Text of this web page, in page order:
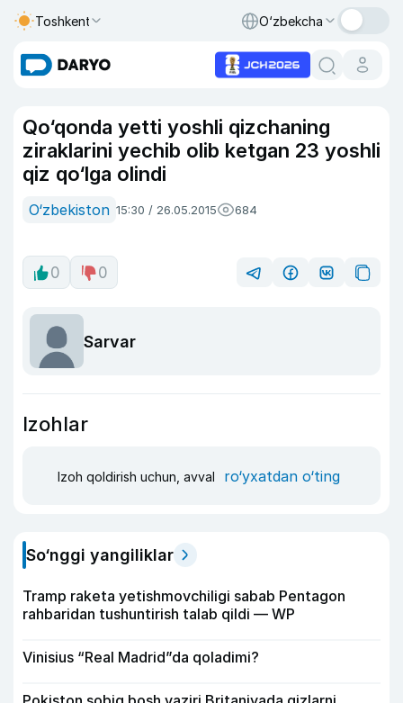
Toshkent O‘zbekcha
Qo‘qonda yetti yoshli qizchaning
ziraklarini yechib olib ketgan 23 yoshli
qiz qo‘lga olindi
O‘zbekiston 15:30 / 26.05.2015 684
0 0
Sarvar
Izohlar
Izoh qoldirish uchun, avval ro‘yxatdan o‘ting
So‘nggi yangiliklar
Tramp raketa yetishmovchiligi sabab Pentagon
rahbaridan tushuntirish talab qildi — WP
Vinisius “Real Madrid”da qoladimi?